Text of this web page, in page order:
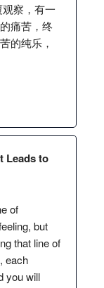
察，有一
痛苦，终
的纯乐，
Leads to
of
but
that line of
each
you will